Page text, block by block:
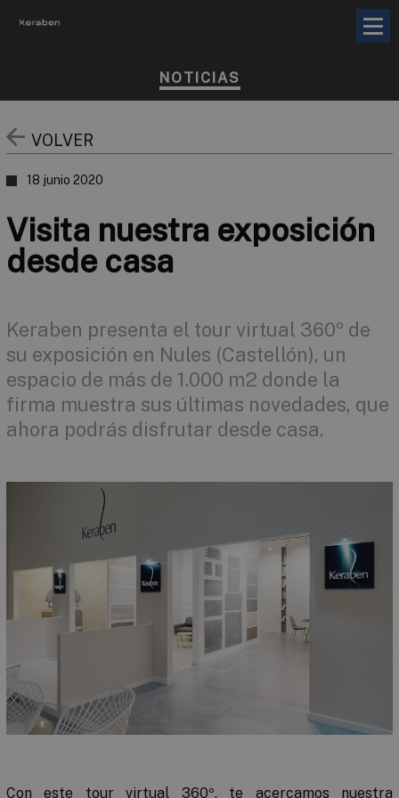
NOTICIAS
VOLVER
18 junio 2020
Visita nuestra exposición
desde casa
Keraben presenta el tour virtual 360º de
su exposición en Nules (Castellón), un
espacio de más de 1.000 m2 donde la
firma muestra sus últimas novedades, que
ahora podrás disfrutar desde casa.
Con este tour virtual 360º, te acercamos nuestra